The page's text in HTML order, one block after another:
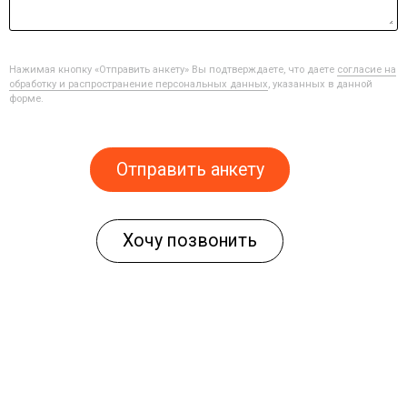
Нажимая кнопку «Отправить анкету» Вы подтверждаете, что даете согласие на
обработку и распространение персональных данных, указанных в данной
форме.
Отправить анкету
Хочу позвонить